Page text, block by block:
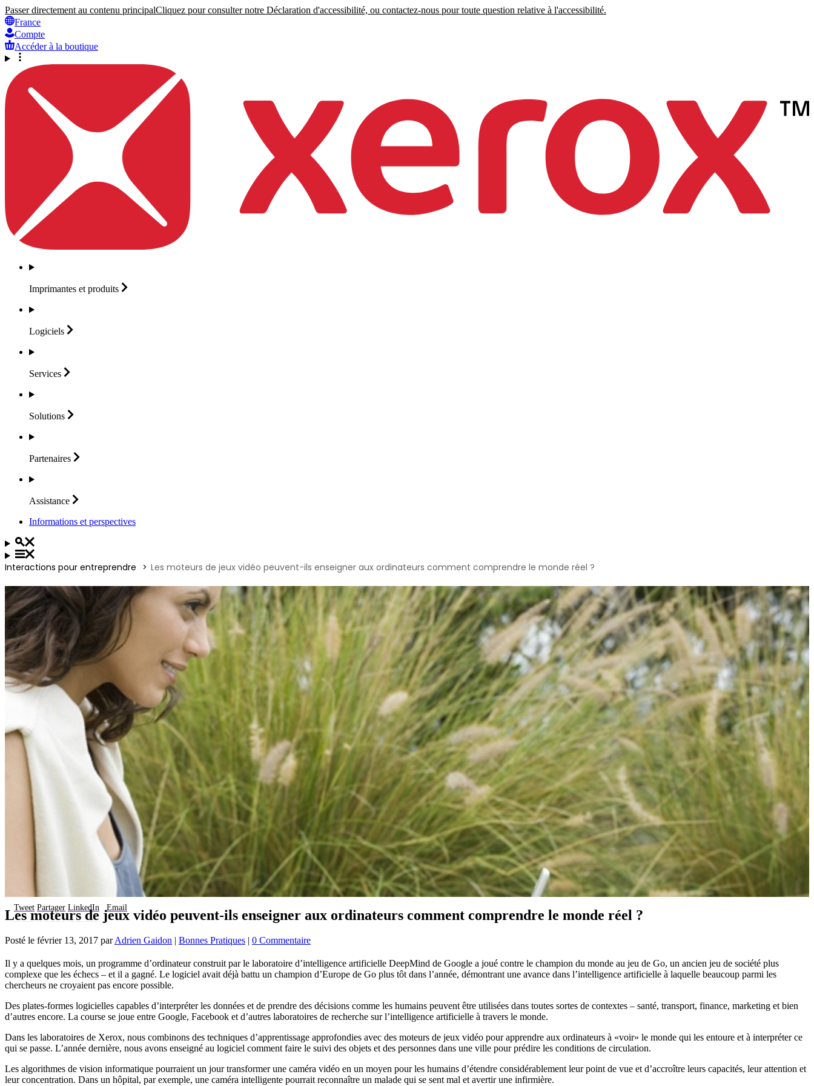
Passer directement au contenu principalCliquez pour consulter notre Déclaration d'accessibilité, ou contactez-nous pour toute question relative à l'accessibilité.
France
Compte
Accéder à la boutique
Imprimantes et produits
Logiciels
Services
Solutions
Partenaires
Assistance
Informations et perspectives
Interactions pour entreprendre Les moteurs de jeux vidéo peuvent-ils enseigner aux ordinateurs comment comprendre le monde réel ?
Tweet Partager LinkedIn Email
Les moteurs de jeux vidéo peuvent-ils enseigner aux ordinateurs comment comprendre le monde réel ?
Posté le février 13, 2017 parAdrien Gaidon Bonnes Pratiques 0 Commentaire
Il y a quelques mois, un programme d’ordinateur construit par le laboratoire d’intelligence artificielle DeepMind de Google a joué contre le champion du monde au jeu de Go, un ancien jeu de société plus
complexe que les échecs – et il a gagné. Le logiciel avait déjà battu un champion d’Europe de Go plus tôt dans l’année, démontrant une avance dans l’intelligence artificielle à laquelle beaucoup parmi les
chercheurs ne croyaient pas encore possible.
Des plates-formes logicielles capables d’interpréter les données et de prendre des décisions comme les humains peuvent être utilisées dans toutes sortes de contextes – santé, transport, finance, marketing et bien
d’autres encore. La course se joue entre Google, Facebook et d’autres laboratoires de recherche sur l’intelligence artificielle à travers le monde.
Dans les laboratoires de Xerox, nous combinons des techniques d’apprentissage approfondies avec des moteurs de jeux vidéo pour apprendre aux ordinateurs à «voir» le monde qui les entoure et à interpréter ce
qui se passe. L’année dernière, nous avons enseigné au logiciel comment faire le suivi des objets et des personnes dans une ville pour prédire les conditions de circulation.
Les algorithmes de vision informatique pourraient un jour transformer une caméra vidéo en un moyen pour les humains d’étendre considérablement leur point de vue et d’accroître leurs capacités, leur attention et
leur concentration. Dans un hôpital, par exemple, une caméra intelligente pourrait reconnaître un malade qui se sent mal et avertir une infirmière.